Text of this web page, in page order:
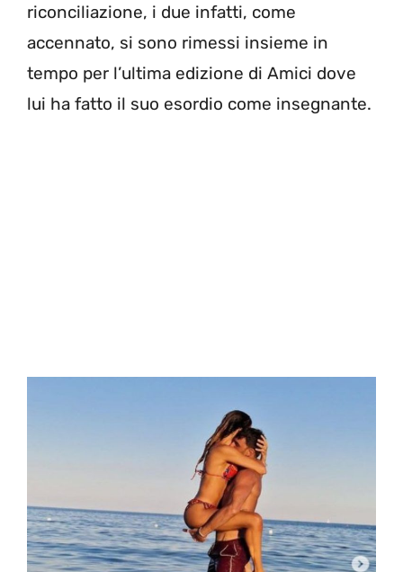
riconciliazione, i due infatti, come
accennato, si sono rimessi insieme in
tempo per l’ultima edizione di Amici dove
lui ha fatto il suo esordio come insegnante.